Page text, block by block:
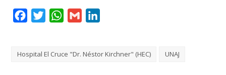
FacebookTwitterWhatsApp
Gmail
Hospital El Cruce "Dr. Néstor Kirchner" (HEC) UNAJ